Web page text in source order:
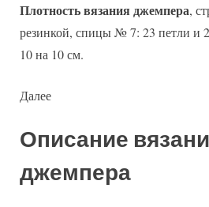
Плотность вязания джемпера,
резинкой, спицы № 7: 23 петли и
10 на 10 см.
Далее
Описание
джемпера